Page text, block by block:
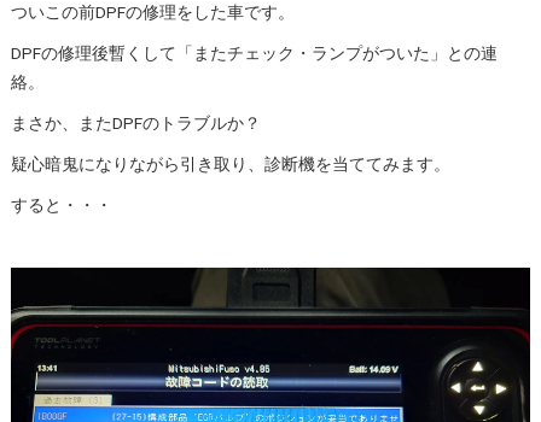
ついこの前DPFの修理をした車です。
DPFの修理後暫くして「またチェック・ランプがついた」との連
絡。
まさか、またDPFのトラブルか？
疑心暗鬼になりながら引き取り、診断機を当ててみます。
すると・・・